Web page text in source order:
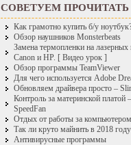
СОВЕТУЕМ ПРОЧИТАТЬ
Как грамотно купить б/у
Обзор наушников Monsterbeats
Замена термопленки на лазерных
Canon и HP. [ Видео урок ]
Обзор программы TeamViewer
Для чего используется Adobe
Обновляем драйвера просто –
Контроль за материнской платой
SpeedFan
Отдых от работы за
Так ли круто майнить в 2018
Антивирусные программы